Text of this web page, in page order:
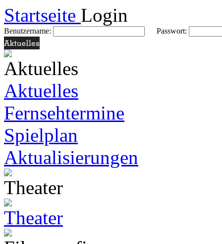
Startseite Login
Benutzername: Passwort:
Aktuelles
Fernsehtermine
Spielplan
Aktualisierungen